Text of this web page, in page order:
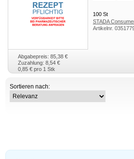
100 St
STADA
GmbH
Artikelnr.
Abgabepreis: 85,38 €
Zuzahlung: 8,54 €
0,85 €pro 1 Stk
Sortieren nach: